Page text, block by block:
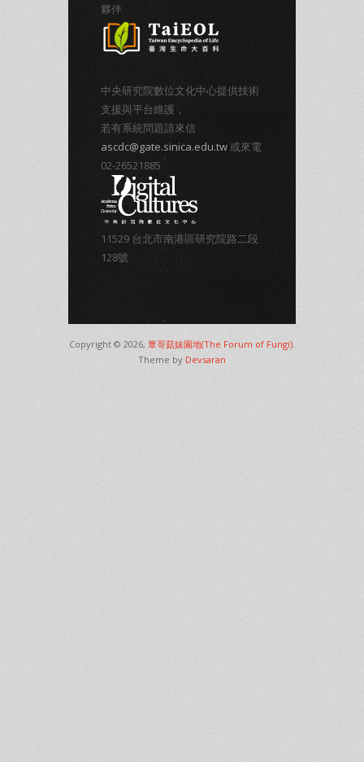
夥伴
中央研究院數位文化中心提供技術
支援與平台維護，
若有系統問題請來信
ascdc@gate.sinica.edu.tw 或來電
02-26521885
11529 台北市南港區研究院路二段
128號
Copyright © 2026, 蕈哥菇妹園地(The Forum of Fungi)
Theme by Devsaran